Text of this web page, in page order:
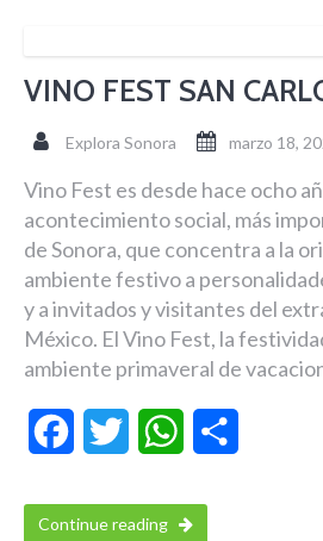
VINO FEST SAN
Explora Sonora marzo 18,
Vino Fest es desde hace ocho
acontecimiento social, más
de Sonora, que concentra a la
ambiente festivo a
y a invitados y visitantes del
México. El Vino Fest, la
ambiente primaveral de
FacebookTwitter WhatsApp
Continue reading